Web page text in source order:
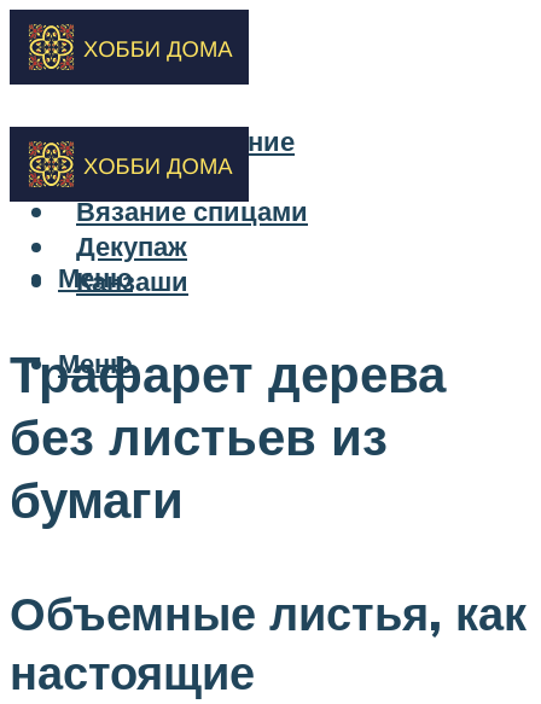
Бисероплетение
Вышивка
Вязание спицами
Декупаж
Канзаши
Меню
Меню
Трафарет дерева
без листьев из
бумаги
Объемные листья, как
настоящие